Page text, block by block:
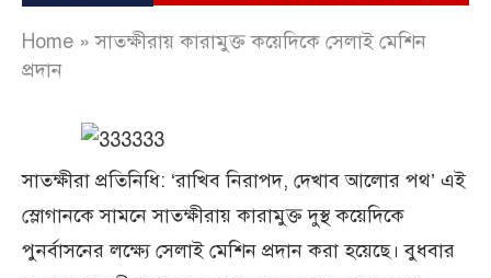
Home »সাতক্ষীরায় কারামুক্ত কয়েদিকে সেলাই মেশিন
প্রদান
সাতক্ষীরা প্রতিনিধি: ‘রাখিব নিরাপদ, দেখাব আলোর পথ’ এই
স্লোগানকে সামনে সাতক্ষীরায় কারামুক্ত দুস্থ কয়েদিকে
পুনর্বাসনের লক্ষ্যে সেলাই মেশিন প্রদান করা হয়েছে। বুধবার